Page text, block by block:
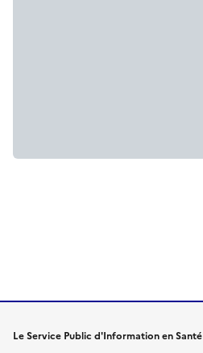
Le Service Public d'Information en Santé